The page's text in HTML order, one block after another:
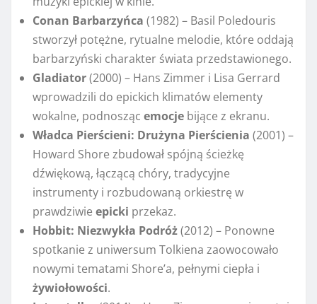
Conan Barbarzyńca (1982) – Basil Poledouris
stworzył potężne, rytualne melodie, które oddają
barbarzyński charakter świata przedstawionego.
Gladiator(2000) – Hans Zimmer i Lisa Gerrard
wprowadzili do epickich klimatów elementy
wokalne, podnosząc emocje bijące z ekranu.
Władca Pierścieni: Drużyna Pierścienia (2001) –
Howard Shore zbudował spójną ścieżkę
dźwiękową, łączącą chóry, tradycyjne
instrumenty i rozbudowaną orkiestrę w
prawdziwie epicki przekaz.
Hobbit: Niezwykła Podróż(2012) – Ponowne
spotkanie z uniwersum Tolkiena zaowocowało
nowymi tematami Shore’a, pełnymi ciepła i
żywiołowości.